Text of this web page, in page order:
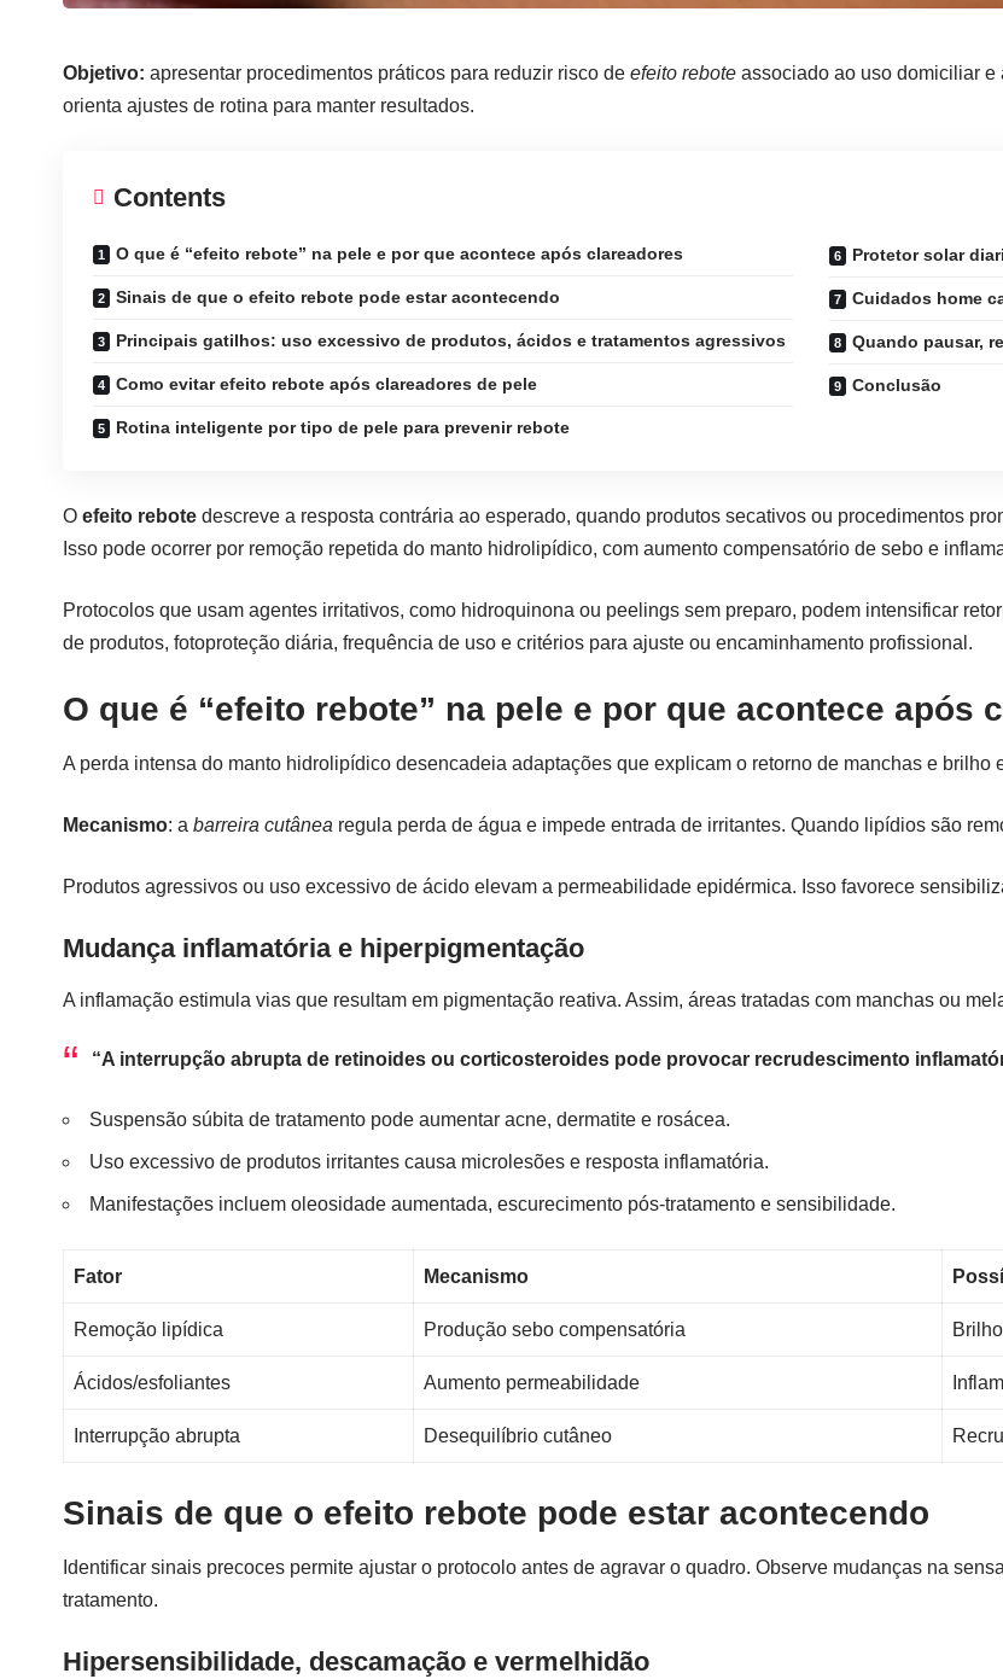
Objetivo: apresentar procedimentos práticos para reduzir risco de efeito rebote associado ao uso domiciliar e
orienta ajustes de rotina para manter resultados.
Contents
O que é “efeito rebote” na pele e por que acontece após clareadores
Sinais de que o efeito rebote pode estar acontecendo
Principais gatilhos: uso excessivo de produtos, ácidos e tratamentos agressivos
Como evitar efeito rebote após clareadores de pele
Rotina inteligente por tipo de pele para prevenir rebote
Protetor solar
Cuidados home
Quando pausar,
Conclusão
O efeito rebote descreve a resposta contrária ao esperado, quando produtos secativos ou procedimentos
Isso pode ocorrer por remoção repetida do manto hidrolipídico, com aumento compensatório de sebo e
Protocolos que usam agentes irritativos, como hidroquinona ou peelings sem preparo, podem intensificar
de produtos, fotoproteção diária, frequência de uso e critérios para ajuste ou encaminhamento profissional.
O que é “efeito rebote” na pele e por que acontece após
A perda intensa do manto hidrolipídico desencadeia adaptações que explicam o retorno de manchas e brilho
Mecanismo: a barreira cutânea regula perda de água e impede entrada de irritantes. Quando lipídios são
Produtos agressivos ou uso excessivo de ácido elevam a permeabilidade epidérmica. Isso favorece
Mudança inflamatória e hiperpigmentação
A inflamação estimula vias que resultam em pigmentação reativa. Assim, áreas tratadas com manchas ou
“A interrupção abrupta de retinoides ou corticosteroides pode provocar recrudescimento
Suspensão súbita de tratamento pode aumentar acne, dermatite e rosácea.
Uso excessivo de produtos irritantes causa microlesões e resposta inflamatória.
Manifestações incluem oleosidade aumentada, escurecimento pós-tratamento e sensibilidade.
Fator Mecanismo
Remoção lipídica Produção sebo compensatória
Ácidos/esfoliantes Aumento permeabilidade
Interrupção abrupta Desequilíbrio cutâneo
Sinais de que o efeito rebote pode estar acontecendo
Identificar sinais precoces permite ajustar o protocolo antes de agravar o quadro. Observe mudanças na
tratamento.
Hipersensibilidade, descamação e vermelhidão